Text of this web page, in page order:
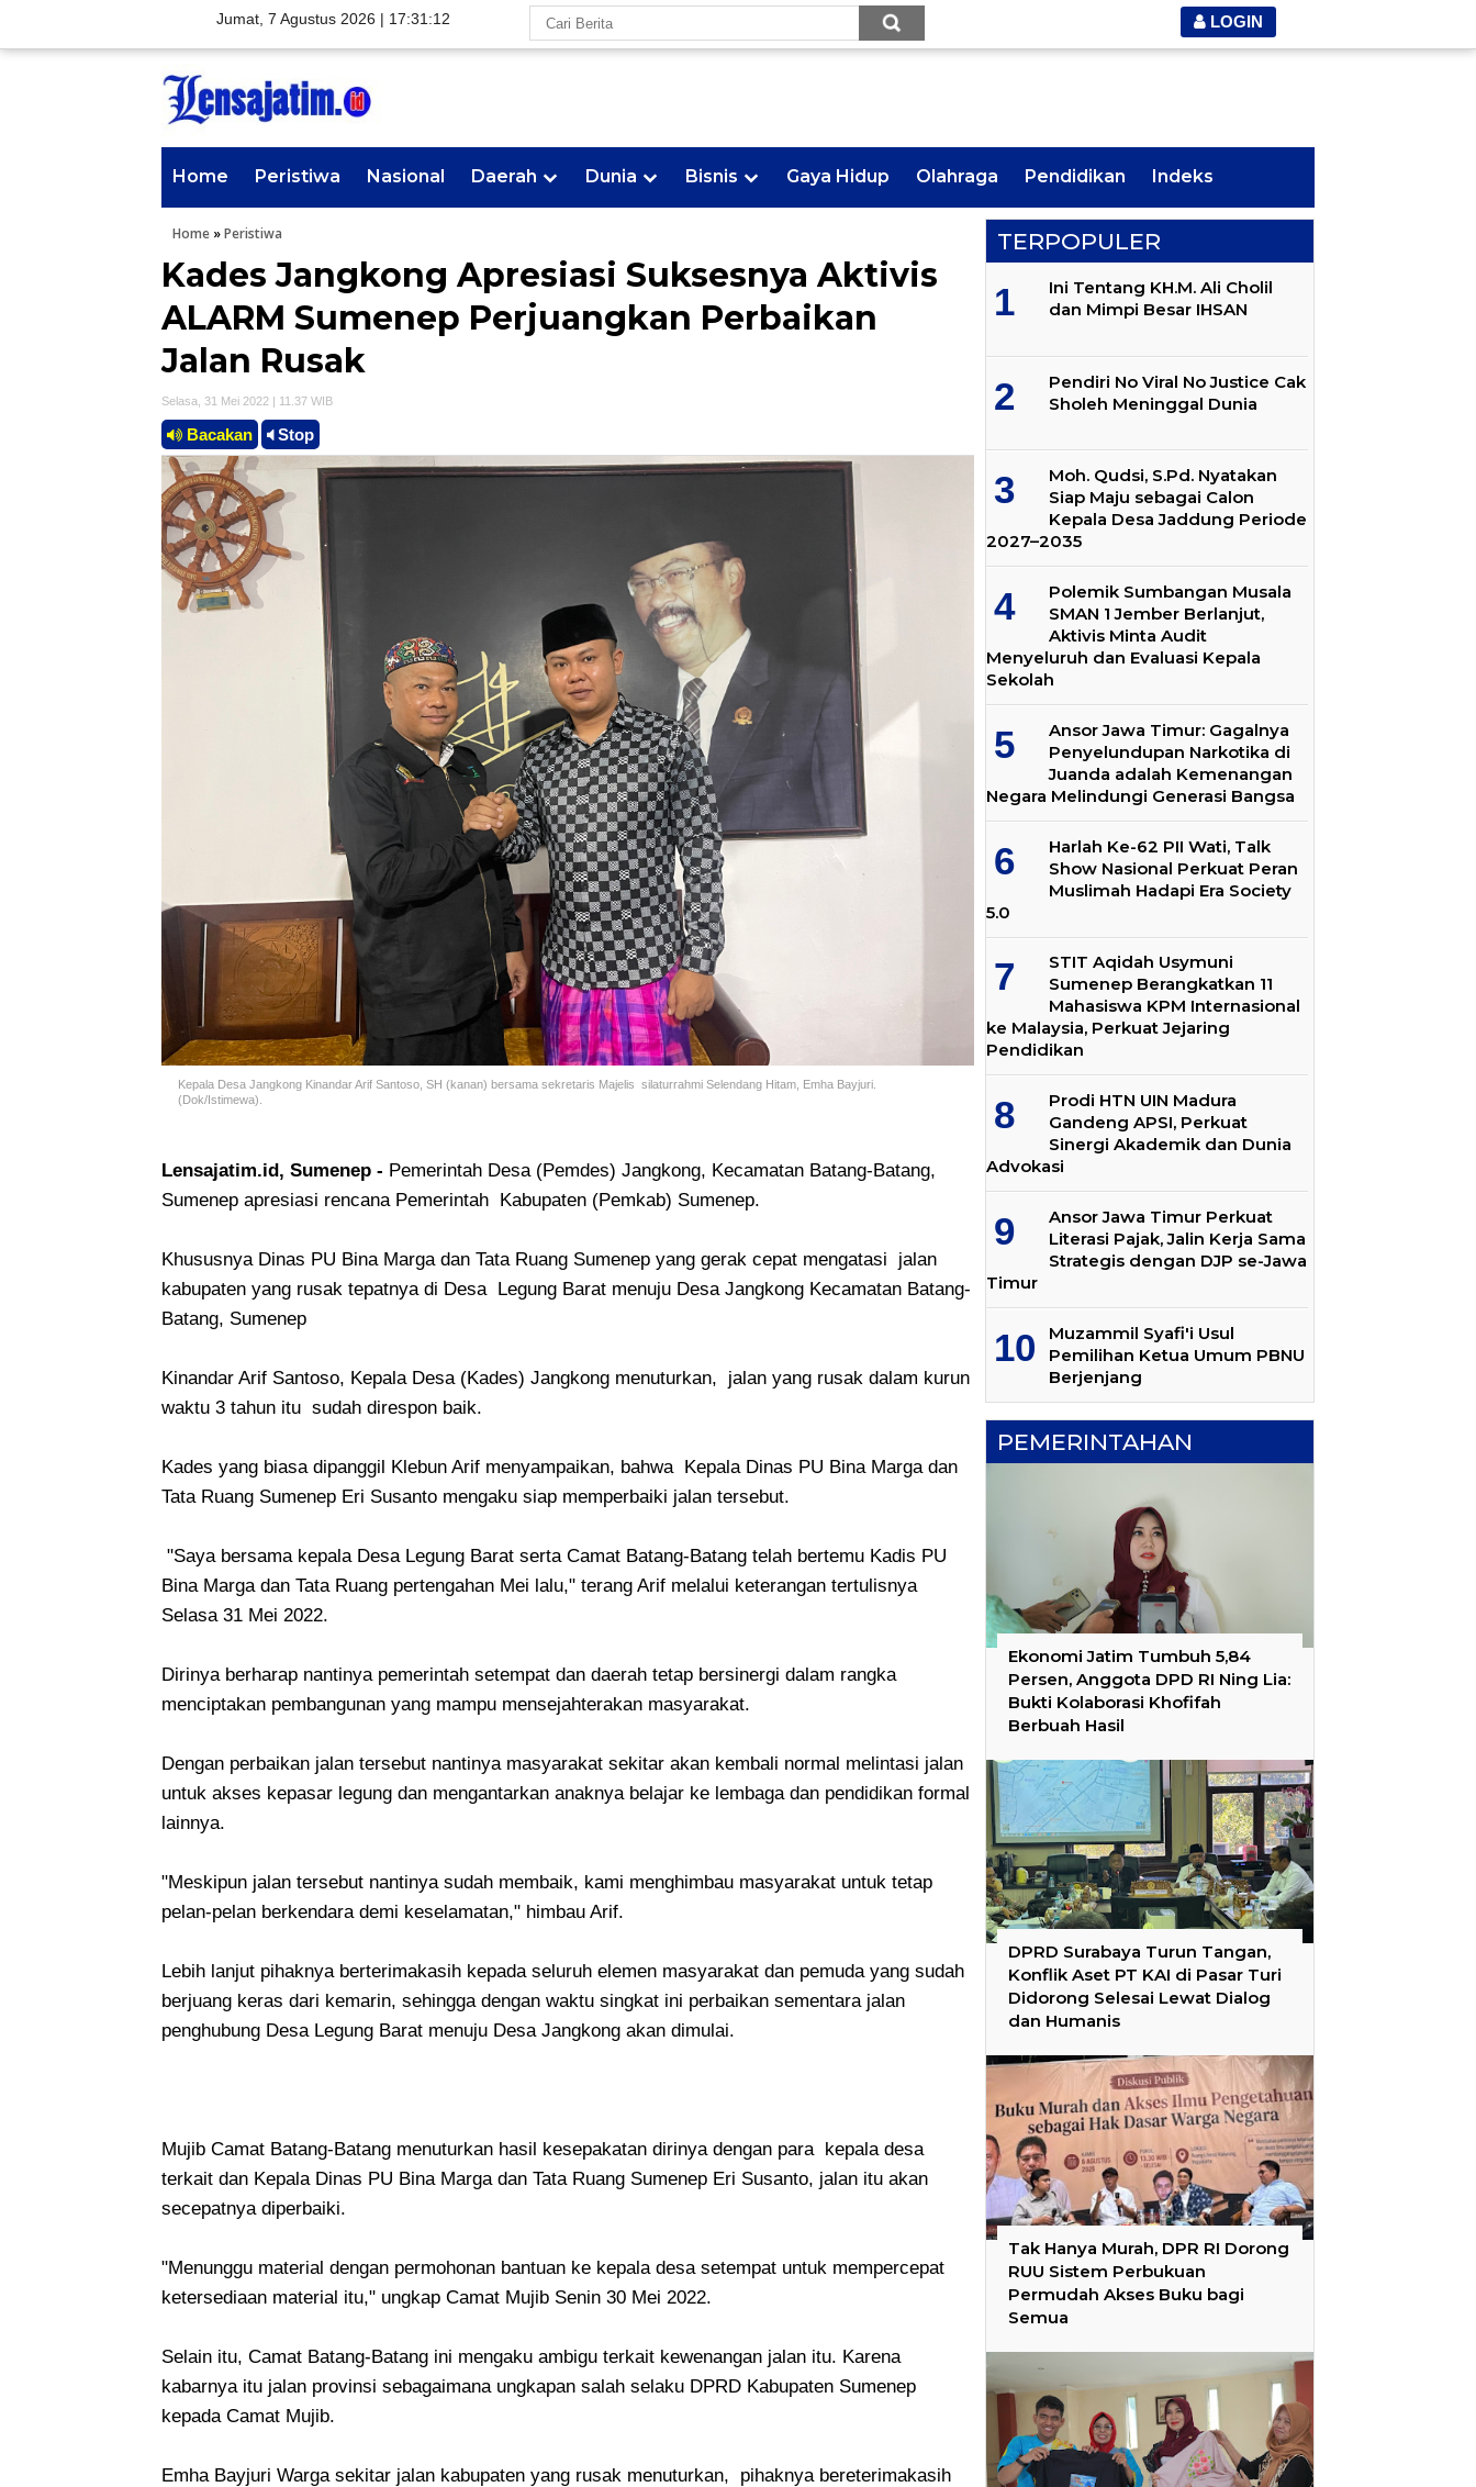
Jumat, 7 Agustus 2026 | 17:31:13 LOGIN
Home Peristiwa Nasional Daerah Dunia Bisnis Gaya Hidup Olahraga Pendidikan Indeks
Home »Peristiwa
Kades Jangkong Apresiasi Suksesnya Aktivis
ALARM Sumenep Perjuangkan Perbaikan
Jalan Rusak
Selasa, 31 Mei 2022 | 11.37 WIB
Bacakan Stop
Kepala Desa Jangkong Kinandar Arif Santoso, SH (kanan) bersama sekretaris Majelis silaturrahmi Selendang Hitam, Emha Bayjuri.
(Dok/Istimewa).
Lensajatim.id, Sumenep - Pemerintah Desa (Pemdes) Jangkong, Kecamatan Batang-Batang,
Sumenep apresiasi rencana Pemerintah Kabupaten (Pemkab) Sumenep.
Khususnya Dinas PU Bina Marga dan Tata Ruang Sumenep yang gerak cepat mengatasi jalan
kabupaten yang rusak tepatnya di Desa Legung Barat menuju Desa Jangkong Kecamatan Batang-
Batang, Sumenep
Kinandar Arif Santoso, Kepala Desa (Kades) Jangkong menuturkan, jalan yang rusak dalam kurun
waktu 3 tahun itu sudah direspon baik.
Kades yang biasa dipanggil Klebun Arif menyampaikan, bahwa Kepala Dinas PU Bina Marga dan
Tata Ruang Sumenep Eri Susanto mengaku siap memperbaiki jalan tersebut.
"Saya bersama kepala Desa Legung Barat serta Camat Batang-Batang telah bertemu Kadis PU
Bina Marga dan Tata Ruang pertengahan Mei lalu," terang Arif melalui keterangan tertulisnya
Selasa 31 Mei 2022.
Dirinya berharap nantinya pemerintah setempat dan daerah tetap bersinergi dalam rangka
menciptakan pembangunan yang mampu mensejahterakan masyarakat.
Dengan perbaikan jalan tersebut nantinya masyarakat sekitar akan kembali normal melintasi jalan
untuk akses kepasar legung dan mengantarkan anaknya belajar ke lembaga dan pendidikan formal
lainnya.
"Meskipun jalan tersebut nantinya sudah membaik, kami menghimbau masyarakat untuk tetap
pelan-pelan berkendara demi keselamatan," himbau Arif.
Lebih lanjut pihaknya berterimakasih kepada seluruh elemen masyarakat dan pemuda yang sudah
berjuang keras dari kemarin, sehingga dengan waktu singkat ini perbaikan sementara jalan
penghubung Desa Legung Barat menuju Desa Jangkong akan dimulai.
Mujib Camat Batang-Batang menuturkan hasil kesepakatan dirinya dengan para kepala desa
terkait dan Kepala Dinas PU Bina Marga dan Tata Ruang Sumenep Eri Susanto, jalan itu akan
secepatnya diperbaiki.
"Menunggu material dengan permohonan bantuan ke kepala desa setempat untuk mempercepat
ketersediaan material itu," ungkap Camat Mujib Senin 30 Mei 2022.
Selain itu, Camat Batang-Batang ini mengaku ambigu terkait kewenangan jalan itu. Karena
kabarnya itu jalan provinsi sebagaimana ungkapan salah selaku DPRD Kabupaten Sumenep
kepada Camat Mujib.
Emha Bayjuri Warga sekitar jalan kabupaten yang rusak menuturkan, pihaknya bereterimakasih
TERPOPULER
Ini Tentang KH.M. Ali Cholil
dan Mimpi Besar IHSAN
Pendiri No Viral No Justice Cak
Sholeh Meninggal Dunia
Moh. Qudsi, S.Pd. Nyatakan
Siap Maju sebagai Calon
Kepala Desa Jaddung Periode
2027–2035
Polemik Sumbangan Musala
SMAN 1 Jember Berlanjut,
Aktivis Minta Audit
Menyeluruh dan Evaluasi Kepala
Sekolah
Ansor Jawa Timur: Gagalnya
Penyelundupan Narkotika di
Juanda adalah Kemenangan
Negara Melindungi Generasi Bangsa
Harlah Ke-62 PII Wati, Talk
Show Nasional Perkuat Peran
Muslimah Hadapi Era Society
5.0
STIT Aqidah Usymuni
Sumenep Berangkatkan 11
Mahasiswa KPM Internasional
ke Malaysia, Perkuat Jejaring
Pendidikan
Prodi HTN UIN Madura
Gandeng APSI, Perkuat
Sinergi Akademik dan Dunia
Advokasi
Ansor Jawa Timur Perkuat
Literasi Pajak, Jalin Kerja Sama
Strategis dengan DJP se-Jawa
Timur
Muzammil Syafi'i Usul
Pemilihan Ketua Umum PBNU
Berjenjang
PEMERINTAHAN
Ekonomi Jatim Tumbuh 5,84
Persen, Anggota DPD RI Ning Lia:
Bukti Kolaborasi Khofifah
Berbuah Hasil
DPRD Surabaya Turun Tangan,
Konflik Aset PT KAI di Pasar Turi
Didorong Selesai Lewat Dialog
dan Humanis
Tak Hanya Murah, DPR RI Dorong
RUU Sistem Perbukuan
Permudah Akses Buku bagi
Semua